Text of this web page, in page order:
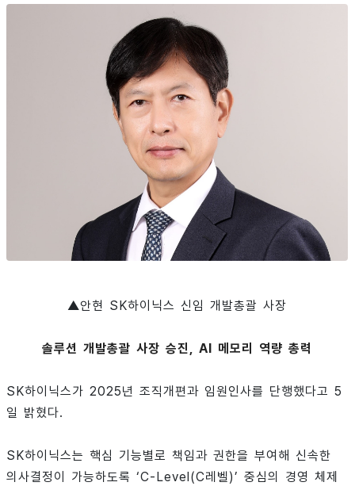
▲안현 SK하이닉스 신임 개발총괄 사장
솔루션 개발총괄 사장 승진, AI 메모리 역량 총력
SK하이닉스가 2025년 조직개편과 임원인사를 단행했다고 5
일 밝혔다.
SK하이닉스는 핵심 기능별로 책임과 권한을 부여해 신속한
의사결정이 가능하도록 ‘C-Level(C레벨)’ 중심의 경영 체제